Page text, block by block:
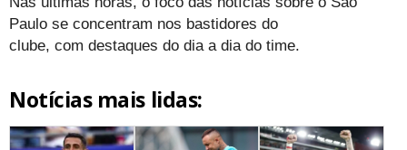
Paulo se concentram nos bastidores do
clube, com destaques do dia a dia do time.
Notícias mais lidas: